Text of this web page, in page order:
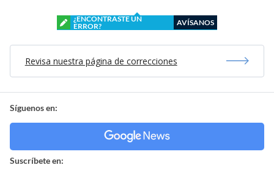
¿ENCONTRASTE UN
ERROR?
AVÍSANOS
Revisa nuestra página de correcciones
Síguenos en:
Suscríbete en: